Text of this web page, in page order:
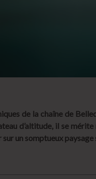
de la chaîne de
d’altitude, il se
un somptueux paysage